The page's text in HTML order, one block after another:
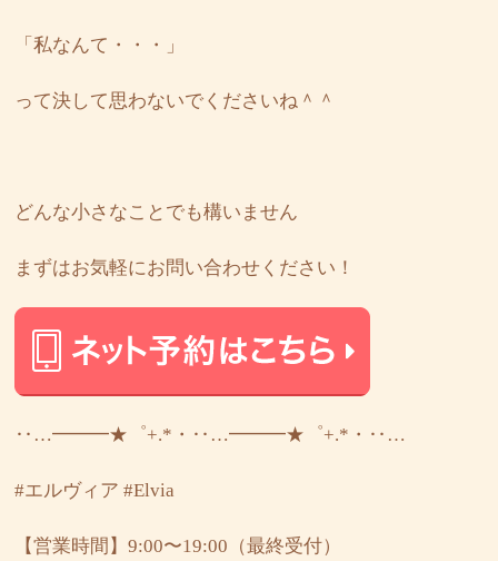
「私なんて・・・」
って決して思わないでくださいね＾＾
どんな小さなことでも構いません
まずはお気軽にお問い合わせください！
‥…━━━★゜+.*・‥…━━━★゜+.*・‥…
#エルヴィア #Elvia
【営業時間】9:00〜19:00（最終受付）